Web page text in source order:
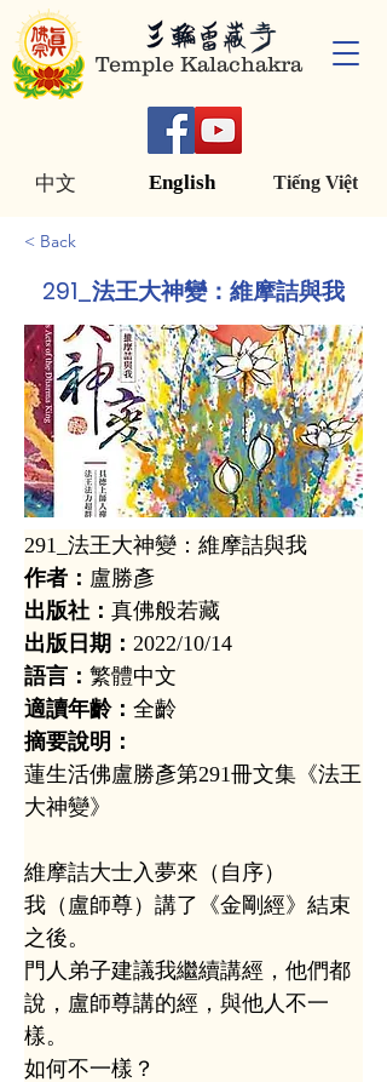
Temple Kalachakra
English Tiếng Việt
中文
< Back
291_法王大神變：維摩詰與我
291_法王大神變：維摩詰與我
作者： 盧勝彥
出版社： 真佛般若藏
出版日期： 2022/10/14
語言： 繁體中文
適讀年齡： 全齡
摘要說明：
蓮生活佛盧勝彥第291冊文集《法王
大神變》
維摩詰大士入夢來（自序）
我（盧師尊）講了《金剛經》結束
之後。
門人弟子建議我繼續講經，他們都
說，盧師尊講的經，與他人不一
樣。
如何不一樣？